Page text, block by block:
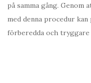
på samma gång.
med denna procedur
förberedda och tryggare